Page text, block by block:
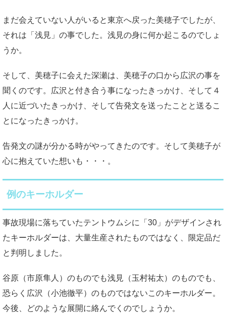
まだ会えていない人がいると東京へ戻った美穂子でしたが、
それは「浅見」の事でした。浅見の身に何か起こるのでしょ
うか。
そして、美穂子に会えた深瀬は、美穂子の口から広沢の事を
聞くのです。広沢と付き合う事になったきっかけ、そして４
人に近づいたきっかけ、そして告発文を送ったことと送るこ
とになったきっかけ。
告発文の謎が分かる時がやってきたのです。そして美穂子が
心に抱えていた想いも・・・。
例のキーホルダー
事故現場に落ちていたテントウムシに「30」がデザインされ
たキーホルダーは、大量生産されたものではなく、限定品だ
と判明しました。
谷原（市原隼人）のものでも浅見（玉村祐太）のものでも、
恐らく広沢（小池徹平）のものではないこのキーホルダー。
今後、どのような展開に絡んでくのでしょうか。